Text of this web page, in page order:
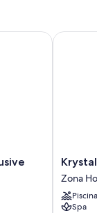
Krystal
Cancun
Zona
Hotelera
Zona
Piscina
Spa
Krystal